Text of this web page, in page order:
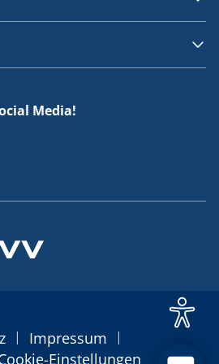
Media!
| Impressum |
Einstellungen